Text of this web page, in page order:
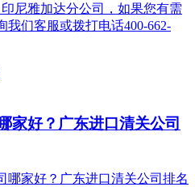
尼雅加达分公司，如果您有需
我们客服或拨打电话400-662-
家好？广东进口清关公司
哪家好？广东进口清关公司排名